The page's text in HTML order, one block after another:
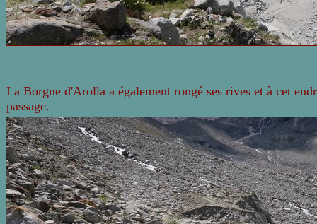
La Borgne d'Arolla a également rongé ses rives et à cet
passage.